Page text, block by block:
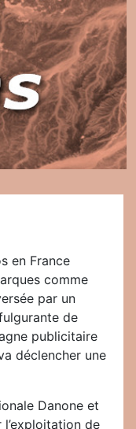
en France
comme
par un
de
publicitaire
déclencher une
Danone et
de